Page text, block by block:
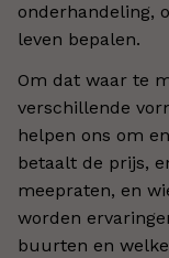
onderhandeling,
leven bepalen.
Om dat waar te
verschillende
helpen ons om
betaalt de prijs,
meepraten, en
worden
buurten en